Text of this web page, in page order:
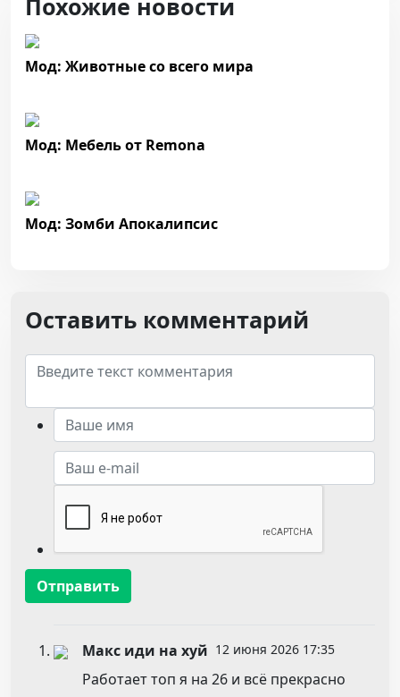
Похожие новости
Мод: Животные со всего мира
Мод: Мебель от Remona
Мод: Зомби Апокалипсис
Оставить комментарий
Отправить
Макс иди на хуй 12 июня 2026 17:35
Работает топ я на 26 и всё прекрасно